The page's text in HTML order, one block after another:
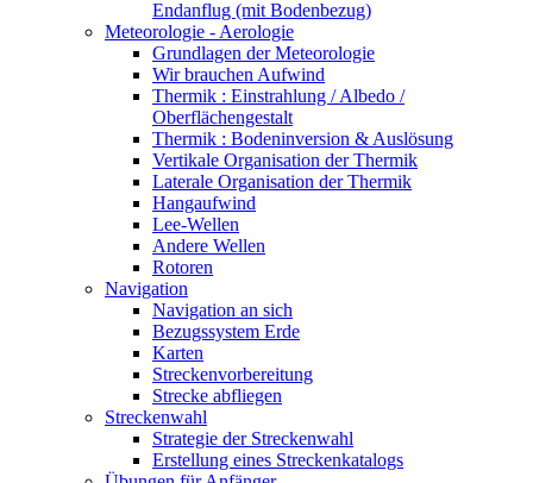
Endanflug (mit Bodenbezug)
Meteorologie - Aerologie
Grundlagen der Meteorologie
Wir brauchen Aufwind
Thermik : Einstrahlung / Albedo /
Oberflächengestalt
Thermik : Bodeninversion & Auslösung
Vertikale Organisation der Thermik
Laterale Organisation der Thermik
Hangaufwind
Lee-Wellen
Andere Wellen
Rotoren
Navigation
Navigation an sich
Bezugssystem Erde
Karten
Streckenvorbereitung
Strecke abfliegen
Streckenwahl
Strategie der Streckenwahl
Erstellung eines Streckenkatalogs